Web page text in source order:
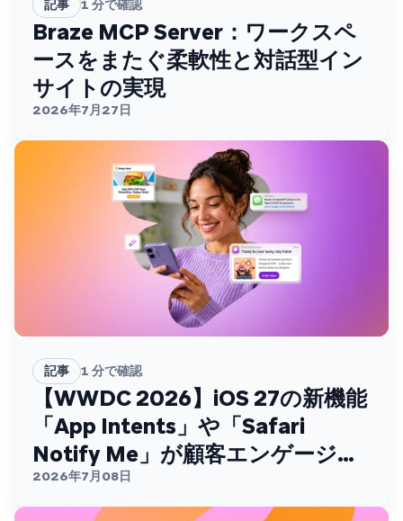
記事 1 分で確認
Braze MCP Server：ワークスペ
ースをまたぐ柔軟性と対話型イン
サイトの実現
2026年7月27日
記事 1 分で確認
【WWDC 2026】iOS 27の新機能
「App Intents」や「Safari
Notify Me」が顧客エンゲージメ
ントを変える
2026年7月08日